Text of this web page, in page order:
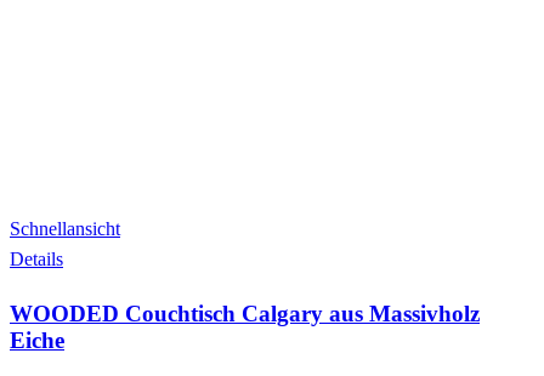
Schnellansicht
Details
WOODED Couchtisch Calgary aus Massivholz
Eiche